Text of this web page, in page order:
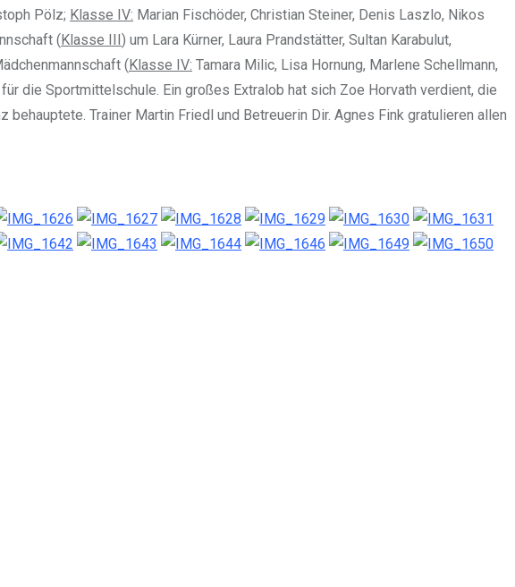
Pölz; Klasse IV: Marian Fischöder, Christian Steiner, Denis Laszlo, Nikos
(Klasse III) um Lara Kürner, Laura Prandstätter, Sultan Karabulut,
(Klasse IV: Tamara Milic, Lisa Hornung, Marlene Schellmann,
die Sportmittelschule. Ein großes Extralob hat sich Zoe Horvath verdient, die
Trainer Martin Friedl und Betreuerin Dir. Agnes Fink gratulieren allen